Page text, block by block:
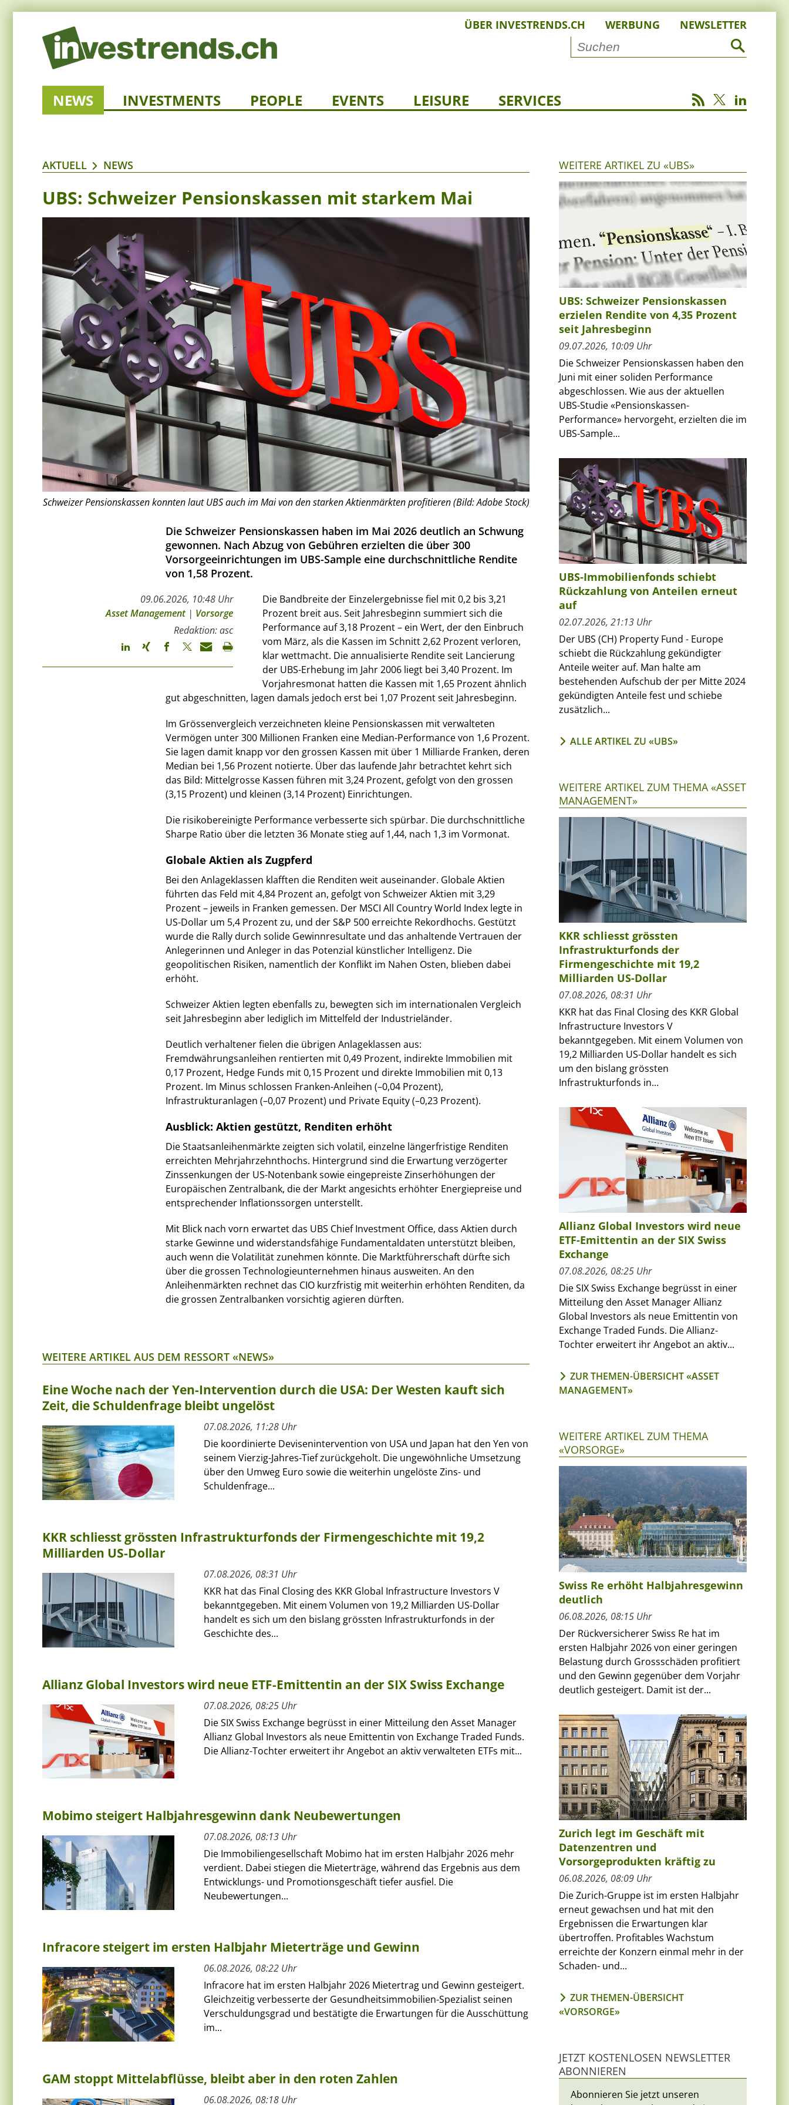
ÜBER INVESTRENDS.CH WERBUNG NEWSLETTER
NEWS INVESTMENTS PEOPLE EVENTS LEISURE SERVICES
AKTUELL NEWS
UBS: Schweizer Pensionskassen mit starkem Mai
Schweizer Pensionskassen konnten laut UBS auch im Mai von den starken Aktienmärkten profitieren (Bild: Adobe Stock)
Die Schweizer Pensionskassen haben im Mai 2026 deutlich an Schwung
gewonnen. Nach Abzug von Gebühren erzielten die über 300
Vorsorgeeinrichtungen im UBS-Sample eine durchschnittliche Rendite
von 1,58 Prozent.
09.06.2026, 10:48 Uhr
Asset Management| Vorsorge
Redaktion: asc
Die Bandbreite der Einzelergebnisse fiel mit 0,2 bis 3,21
Prozent breit aus. Seit Jahresbeginn summiert sich die
Performance auf 3,18 Prozent – ein Wert, der den Einbruch
vom März, als die Kassen im Schnitt 2,62 Prozent verloren,
klar wettmacht. Die annualisierte Rendite seit Lancierung
der UBS-Erhebung im Jahr 2006 liegt bei 3,40 Prozent. Im
Vorjahresmonat hatten die Kassen mit 1,65 Prozent ähnlich
gut abgeschnitten, lagen damals jedoch erst bei 1,07 Prozent seit Jahresbeginn.
Im Grössenvergleich verzeichneten kleine Pensionskassen mit verwalteten
Vermögen unter 300 Millionen Franken eine Median-Performance von 1,6 Prozent.
Sie lagen damit knapp vor den grossen Kassen mit über 1 Milliarde Franken, deren
Median bei 1,56 Prozent notierte. Über das laufende Jahr betrachtet kehrt sich
das Bild: Mittelgrosse Kassen führen mit 3,24 Prozent, gefolgt von den grossen
(3,15 Prozent) und kleinen (3,14 Prozent) Einrichtungen.
Die risikobereinigte Performance verbesserte sich spürbar. Die durchschnittliche
Sharpe Ratio über die letzten 36 Monate stieg auf 1,44, nach 1,3 im Vormonat.
Globale Aktien als Zugpferd
Bei den Anlageklassen klafften die Renditen weit auseinander. Globale Aktien
führten das Feld mit 4,84 Prozent an, gefolgt von Schweizer Aktien mit 3,29
Prozent – jeweils in Franken gemessen. Der MSCI All Country World Index legte in
US-Dollar um 5,4 Prozent zu, und der S&P 500 erreichte Rekordhochs. Gestützt
wurde die Rally durch solide Gewinnresultate und das anhaltende Vertrauen der
Anlegerinnen und Anleger in das Potenzial künstlicher Intelligenz. Die
geopolitischen Risiken, namentlich der Konflikt im Nahen Osten, blieben dabei
erhöht.
Schweizer Aktien legten ebenfalls zu, bewegten sich im internationalen Vergleich
seit Jahresbeginn aber lediglich im Mittelfeld der Industrieländer.
Deutlich verhaltener fielen die übrigen Anlageklassen aus:
Fremdwährungsanleihen rentierten mit 0,49 Prozent, indirekte Immobilien mit
0,17 Prozent, Hedge Funds mit 0,15 Prozent und direkte Immobilien mit 0,13
Prozent. Im Minus schlossen Franken-Anleihen (–0,04 Prozent),
Infrastrukturanlagen (–0,07 Prozent) und Private Equity (–0,23 Prozent).
Ausblick: Aktien gestützt, Renditen erhöht
Die Staatsanleihenmärkte zeigten sich volatil, einzelne längerfristige Renditen
erreichten Mehrjahrzehnthochs. Hintergrund sind die Erwartung verzögerter
Zinssenkungen der US-Notenbank sowie eingepreiste Zinserhöhungen der
Europäischen Zentralbank, die der Markt angesichts erhöhter Energiepreise und
entsprechender Inflationssorgen unterstellt.
Mit Blick nach vorn erwartet das UBS Chief Investment Office, dass Aktien durch
starke Gewinne und widerstandsfähige Fundamentaldaten unterstützt bleiben,
auch wenn die Volatilität zunehmen könnte. Die Marktführerschaft dürfte sich
über die grossen Technologieunternehmen hinaus ausweiten. An den
Anleihenmärkten rechnet das CIO kurzfristig mit weiterhin erhöhten Renditen, da
die grossen Zentralbanken vorsichtig agieren dürften.
WEITERE ARTIKEL AUS DEM RESSORT «NEWS»
Eine Woche nach der Yen-Intervention durch die USA: Der Westen kauft sich
Zeit, die Schuldenfrage bleibt ungelöst
07.08.2026, 11:28 Uhr
Die koordinierte Devisenintervention von USA und Japan hat den Yen von
seinem Vierzig-Jahres-Tief zurückgeholt. Die ungewöhnliche Umsetzung
über den Umweg Euro sowie die weiterhin ungelöste Zins- und
Schuldenfrage...
KKR schliesst grössten Infrastrukturfonds der Firmengeschichte mit 19,2
Milliarden US-Dollar
07.08.2026, 08:31 Uhr
KKR hat das Final Closing des KKR Global Infrastructure Investors V
bekanntgegeben. Mit einem Volumen von 19,2 Milliarden US-Dollar
handelt es sich um den bislang grössten Infrastrukturfonds in der
Geschichte des...
Allianz Global Investors wird neue ETF-Emittentin an der SIX Swiss Exchange
07.08.2026, 08:25 Uhr
Die SIX Swiss Exchange begrüsst in einer Mitteilung den Asset Manager
Allianz Global Investors als neue Emittentin von Exchange Traded Funds.
Die Allianz-Tochter erweitert ihr Angebot an aktiv verwalteten ETFs mit...
Mobimo steigert Halbjahresgewinn dank Neubewertungen
07.08.2026, 08:13 Uhr
Die Immobiliengesellschaft Mobimo hat im ersten Halbjahr 2026 mehr
verdient. Dabei stiegen die Mieterträge, während das Ergebnis aus dem
Entwicklungs- und Promotionsgeschäft tiefer ausfiel. Die
Neubewertungen...
Infracore steigert im ersten Halbjahr Mieterträge und Gewinn
06.08.2026, 08:22 Uhr
Infracore hat im ersten Halbjahr 2026 Mietertrag und Gewinn gesteigert.
Gleichzeitig verbesserte der Gesundheitsimmobilien-Spezialist seinen
Verschuldungsgrad und bestätigte die Erwartungen für die Ausschüttung
im...
GAM stoppt Mittelabflüsse, bleibt aber in den roten Zahlen
06.08.2026, 08:18 Uhr
WEITERE ARTIKEL ZU «UBS»
UBS: Schweizer Pensionskassen
erzielen Rendite von 4,35 Prozent
seit Jahresbeginn
09.07.2026, 10:09 Uhr
Die Schweizer Pensionskassen haben den
Juni mit einer soliden Performance
abgeschlossen. Wie aus der aktuellen
UBS-Studie «Pensionskassen-
Performance» hervorgeht, erzielten die im
UBS-Sample...
UBS-Immobilienfonds schiebt
Rückzahlung von Anteilen erneut
auf
02.07.2026, 21:13 Uhr
Der UBS (CH) Property Fund - Europe
schiebt die Rückzahlung gekündigter
Anteile weiter auf. Man halte am
bestehenden Aufschub der per Mitte 2024
gekündigten Anteile fest und schiebe
zusätzlich...
ALLE ARTIKEL ZU «UBS»
WEITERE ARTIKEL ZUM THEMA «ASSET
MANAGEMENT»
KKR schliesst grössten
Infrastrukturfonds der
Firmengeschichte mit 19,2
Milliarden US-Dollar
07.08.2026, 08:31 Uhr
KKR hat das Final Closing des KKR Global
Infrastructure Investors V
bekanntgegeben. Mit einem Volumen von
19,2 Milliarden US-Dollar handelt es sich
um den bislang grössten
Infrastrukturfonds in...
Allianz Global Investors wird neue
ETF-Emittentin an der SIX Swiss
Exchange
07.08.2026, 08:25 Uhr
Die SIX Swiss Exchange begrüsst in einer
Mitteilung den Asset Manager Allianz
Global Investors als neue Emittentin von
Exchange Traded Funds. Die Allianz-
Tochter erweitert ihr Angebot an aktiv...
ZUR THEMEN-ÜBERSICHT «ASSET
MANAGEMENT»
WEITERE ARTIKEL ZUM THEMA
«VORSORGE»
Swiss Re erhöht Halbjahresgewinn
deutlich
06.08.2026, 08:15 Uhr
Der Rückversicherer Swiss Re hat im
ersten Halbjahr 2026 von einer geringen
Belastung durch Grossschäden profitiert
und den Gewinn gegenüber dem Vorjahr
deutlich gesteigert. Damit ist der...
Zurich legt im Geschäft mit
Datenzentren und
Vorsorgeprodukten kräftig zu
06.08.2026, 08:09 Uhr
Die Zurich-Gruppe ist im ersten Halbjahr
erneut gewachsen und hat mit den
Ergebnissen die Erwartungen klar
übertroffen. Profitables Wachstum
erreichte der Konzern einmal mehr in der
Schaden- und...
ZUR THEMEN-ÜBERSICHT
«VORSORGE»
JETZT KOSTENLOSEN NEWSLETTER
ABONNIEREN
Abonnieren Sie jetzt unseren